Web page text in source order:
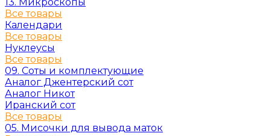
Все товары
Календари
Все товары
Нуклеусы
Все товары
09. Соты и комплектующие
Аналог Джентерский сот
Аналог Никот
Иранский сот
Все товары
05. Мисочки для вывода маток